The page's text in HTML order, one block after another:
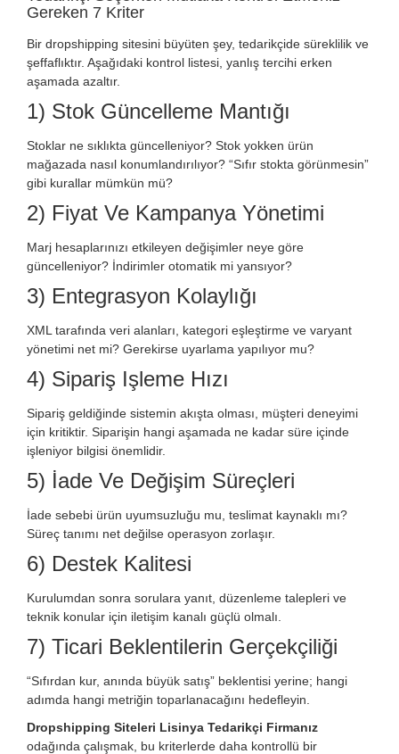
Gereken 7 Kriter
Bir dropshipping sitesini büyüten şey, tedarikçide süreklilik ve
şeffaflıktır. Aşağıdaki kontrol listesi, yanlış tercihi erken
aşamada azaltır.
1) Stok Güncelleme Mantığı
Stoklar ne sıklıkta güncelleniyor? Stok yokken ürün
mağazada nasıl konumlandırılıyor? “Sıfır stokta görünmesin”
gibi kurallar mümkün mü?
2) Fiyat Ve Kampanya Yönetimi
Marj hesaplarınızı etkileyen değişimler neye göre
güncelleniyor? İndirimler otomatik mi yansıyor?
3) Entegrasyon Kolaylığı
XML tarafında veri alanları, kategori eşleştirme ve varyant
yönetimi net mi? Gerekirse uyarlama yapılıyor mu?
4) Sipariş Işleme Hızı
Sipariş geldiğinde sistemin akışta olması, müşteri deneyimi
için kritiktir. Siparişin hangi aşamada ne kadar süre içinde
işleniyor bilgisi önemlidir.
5) İade Ve Değişim Süreçleri
İade sebebi ürün uyumsuzluğu mu, teslimat kaynaklı mı?
Süreç tanımı net değilse operasyon zorlaşır.
6) Destek Kalitesi
Kurulumdan sonra sorulara yanıt, düzenleme talepleri ve
teknik konular için iletişim kanalı güçlü olmalı.
7) Ticari Beklentilerin Gerçekçiliği
“Sıfırdan kur, anında büyük satış” beklentisi yerine; hangi
adımda hangi metriğin toparlanacağını hedefleyin.
Dropshipping Siteleri Lisinya Tedarikçi Firmanız
odağında çalışmak, bu kriterlerde daha kontrollü bir